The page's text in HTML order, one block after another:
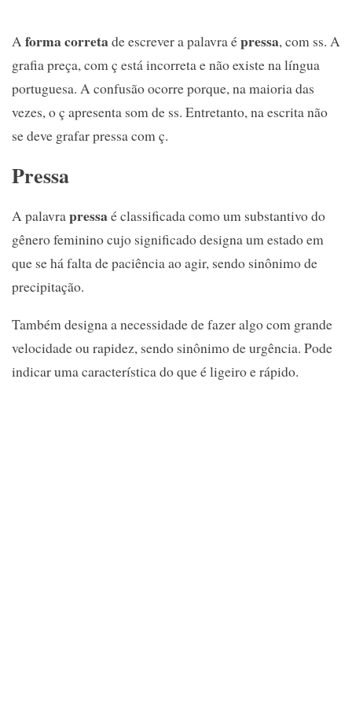
Aforma corretade escrever a palavra épressa, com ss. A
grafia preça, com ç está incorreta e não existe na língua
portuguesa. A confusão ocorre porque, na maioria das
vezes, o ç apresenta som de ss. Entretanto, na escrita não
se deve grafar pressa com ç.
Pressa
A palavrapressaé classificada como um substantivo do
gênero feminino cujo significado designa um estado em
que se há falta de paciência ao agir, sendo sinônimo de
precipitação.
Também designa a necessidade de fazer algo com grande
velocidade ou rapidez, sendo sinônimo de urgência. Pode
indicar uma característica do que é ligeiro e rápido.